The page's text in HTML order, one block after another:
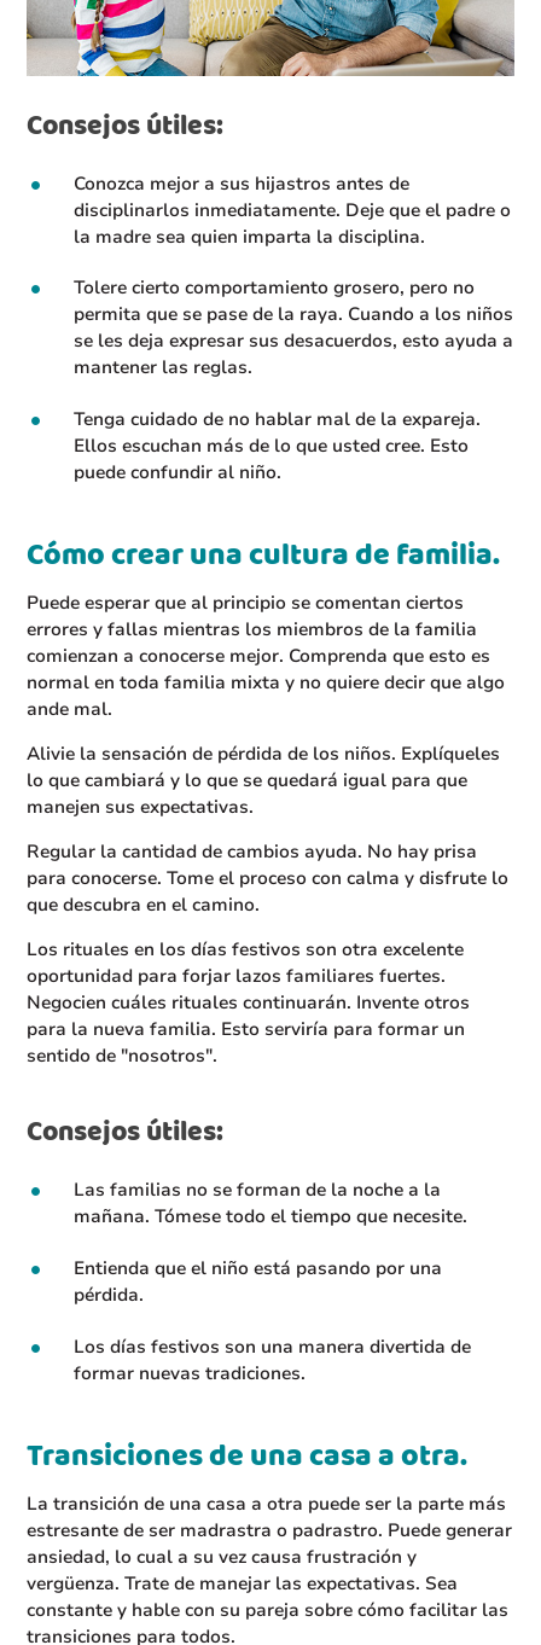
Consejos útiles:
Conozca mejor a sus hijastros antes de
disciplinarlos inmediatamente. Deje que el padre o
la madre sea quien imparta la disciplina.
Tolere cierto comportamiento grosero, pero no
permita que se pase de la raya. Cuando a los niños
se les deja expresar sus desacuerdos, esto ayuda a
mantener las reglas.
Tenga cuidado de no hablar mal de la expareja.
Ellos escuchan más de lo que usted cree. Esto
puede confundir al niño.
Cómo crear una cultura de familia.
Puede esperar que al principio se comentan ciertos
errores y fallas mientras los miembros de la familia
comienzan a conocerse mejor. Comprenda que esto es
normal en toda familia mixta y no quiere decir que algo
ande mal.
Alivie la sensación de pérdida de los niños. Explíqueles
lo que cambiará y lo que se quedará igual para que
manejen sus expectativas.
Regular la cantidad de cambios ayuda. No hay prisa
para conocerse. Tome el proceso con calma y disfrute lo
que descubra en el camino.
Los rituales en los días festivos son otra excelente
oportunidad para forjar lazos familiares fuertes.
Negocien cuáles rituales continuarán. Invente otros
para la nueva familia. Esto serviría para formar un
sentido de "nosotros".
Consejos útiles:
Las familias no se forman de la noche a la
mañana. Tómese todo el tiempo que necesite.
Entienda que el niño está pasando por una
pérdida.
Los días festivos son una manera divertida de
formar nuevas tradiciones.
Transiciones de una casa a otra.
La transición de una casa a otra puede ser la parte más
estresante de ser madrastra o padrastro. Puede generar
ansiedad, lo cual a su vez causa frustración y
vergüenza. Trate de manejar las expectativas. Sea
constante y hable con su pareja sobre cómo facilitar las
transiciones para todos.